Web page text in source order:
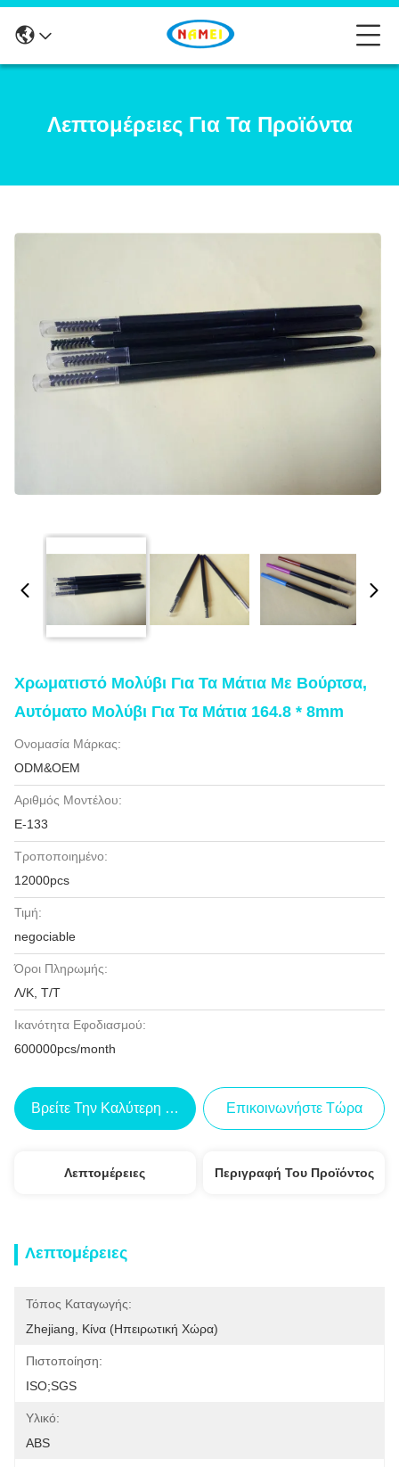
Λεπτομέρειες Για Τα Προϊόντα
Χρωματιστό Μολύβι Για Τα Μάτια Με Βούρτσα,
Αυτόματο Μολύβι Για Τα Μάτια 164.8 * 8mm
Ονομασία Μάρκας:
ODM&OEM
Αριθμός Μοντέλου:
Ε-133
Τροποποιημένο:
12000pcs
Τιμή:
negociable
Όροι Πληρωμής:
Λ/Κ, Τ/Τ
Ικανότητα Εφοδιασμού:
600000pcs/month
Βρείτε Την Καλύτερη Τιμή Επικοινωνήστε Τώρα
Λεπτομέρειες Περιγραφή Του Προϊόντος
Λεπτομέρειες
Τόπος Καταγωγής:
Zhejiang, Κίνα (ηπειρωτική Χώρα)
Πιστοποίηση:
ISO;SGS
Υλικό:
ABS